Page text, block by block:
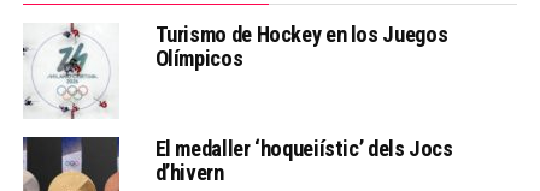
Turismo de Hockey en los Juegos
Olímpicos
El medaller ‘hoqueiístic’ dels Jocs
d’hivern